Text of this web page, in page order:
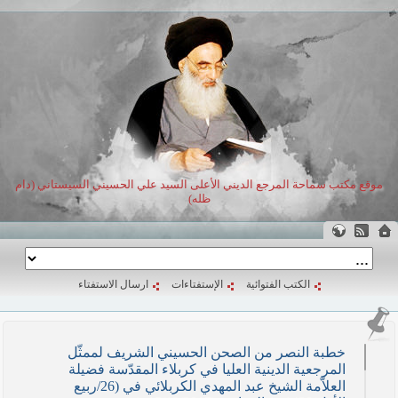
موقع مكتب سماحة المرجع الديني الأعلى السيد علي الحسيني السيستاني (دام
ظله)
الكتب الفتوائية الإستفتاءات ارسال الاستفتاء
خطبة النصر من الصحن الحسيني الشريف لممثّل
المرجعية الدينية العليا في كربلاء المقدّسة فضيلة
العلاّمة الشيخ عبد المهدي الكربلائي في (26/ربيع